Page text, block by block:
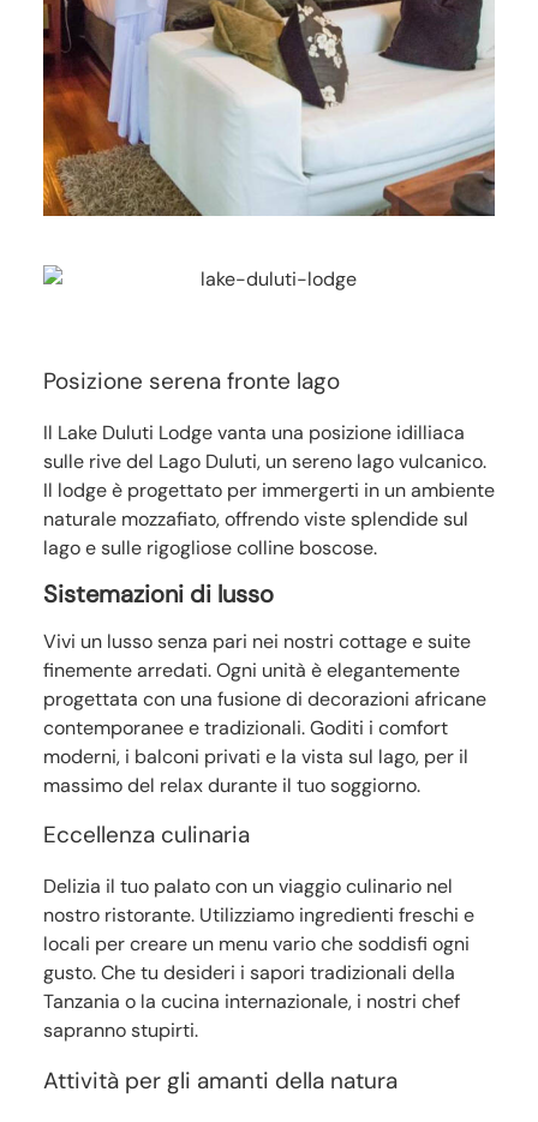
Posizione serena fronte lago
Il Lake Duluti Lodge vanta una posizione idilliaca
sulle rive del Lago Duluti, un sereno lago vulcanico.
Il lodge è progettato per immergerti in un ambiente
naturale mozzafiato, offrendo viste splendide sul
lago e sulle rigogliose colline boscose.
Sistemazioni di lusso
Vivi un lusso senza pari nei nostri cottage e suite
finemente arredati. Ogni unità è elegantemente
progettata con una fusione di decorazioni africane
contemporanee e tradizionali. Goditi i comfort
moderni, i balconi privati e la vista sul lago, per il
massimo del relax durante il tuo soggiorno.
Eccellenza culinaria
Delizia il tuo palato con un viaggio culinario nel
nostro ristorante. Utilizziamo ingredienti freschi e
locali per creare un menu vario che soddisfi ogni
gusto. Che tu desideri i sapori tradizionali della
Tanzania o la cucina internazionale, i nostri chef
sapranno stupirti.
Attività per gli amanti della natura